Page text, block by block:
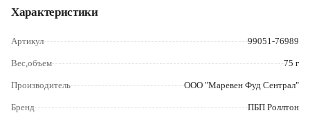
Новодвинск
Рыбинск
Череповец
Характеристики
Артикул 99051-76989
Вес,объем 75 г
Производитель ООО "Маревен Фуд Сентрал"
Бренд ПБП Роллтон